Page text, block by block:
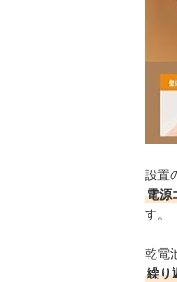
設置
電源
す。
乾電
繰り